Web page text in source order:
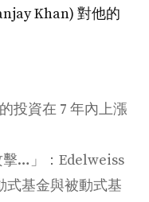
Khan) 對他的
投資在 7 年內上漲
擊…」：Edelweiss
式基金與被動式基